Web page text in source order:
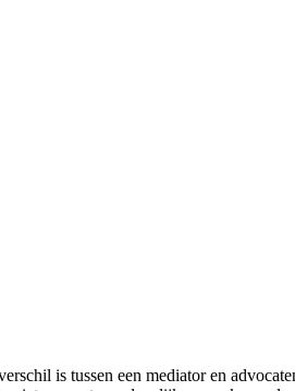
is tussen een mediator en